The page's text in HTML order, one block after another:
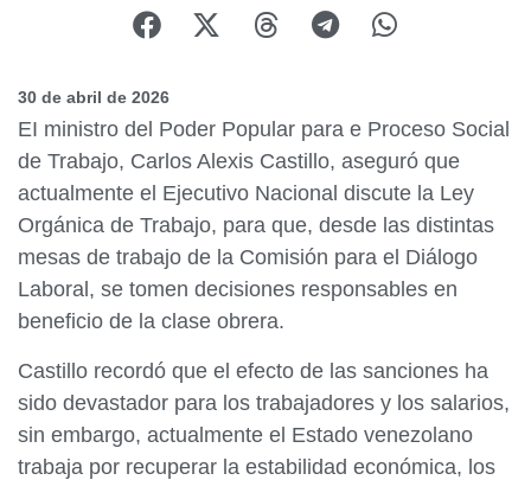
30 de abril de 2026
EI ministro del Poder Popular para e Proceso Social
de Trabajo, Carlos Alexis Castillo, aseguró que
actualmente el Ejecutivo Nacional discute la Ley
Orgánica de Trabajo, para que, desde las distintas
mesas de trabajo de la Comisión para el Diálogo
Laboral, se tomen decisiones responsables en
beneficio de la clase obrera.
Castillo recordó que el efecto de las sanciones ha
sido devastador para los trabajadores y los salarios,
sin embargo, actualmente el Estado venezolano
trabaja por recuperar la estabilidad económica, los